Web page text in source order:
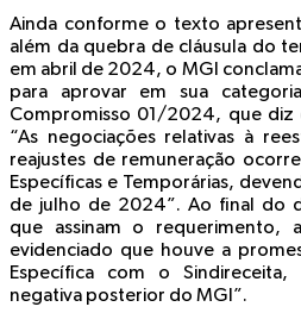
Ainda conforme o texto
além da quebra de cláusula do
em abril de 2024, o MGI
para aprovar em sua
Compromisso 01/2024, que diz
“As negociações relativas à
reajustes de remuneração
Específicas e Temporárias,
de julho de 2024”. Ao final do
que assinam o requerimento,
evidenciado que houve a
Específica com o
negativa posterior do MGI”.